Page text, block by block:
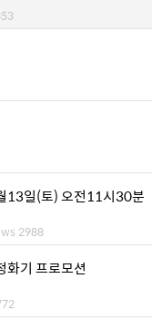
13일(토) 오전11시30분
2988
화기 프로모션